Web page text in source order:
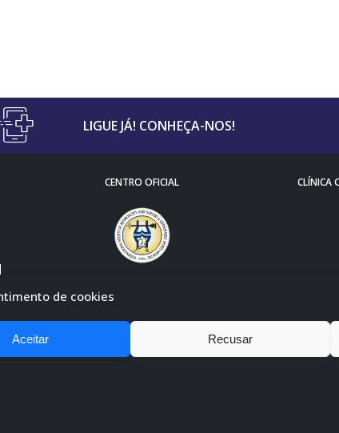
de cookies
Aceitar Recusar
LIGUE JÁ! CONHEÇA-NOS!
CENTRO OFICIAL CLÍNICA